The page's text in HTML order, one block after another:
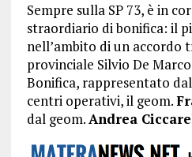
Sempre sulla SP 73, è in
straordiario di bonifica: il
nell’ambito di un accordo
provinciale Silvio De
Bonifica, rappresentato
centri operativi, il geom.
dal geom.Andrea